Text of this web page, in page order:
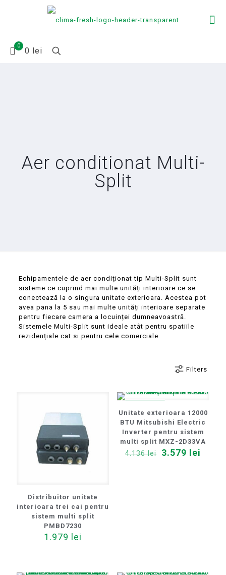
0
0 lei
Aer conditionat Multi-
Split
Echipamentele de aer condiționat tip Multi-Split sunt
sisteme ce cuprind mai multe unități interioare ce se
conectează la o singura unitate exterioara. Acestea pot
avea pana la 5 sau mai multe unități interioare separate
pentru fiecare camera a locuinței dumneavoastră.
Sistemele Multi-Split sunt ideale atât pentru spatiile
rezidențiale cat si pentru cele comerciale.
Filters
Distribuitor unitate
interioara trei cai pentru
sistem multi split
PMBD7230
1.979 lei
Unitate exterioara 12000
BTU Mitsubishi Electric
Inverter pentru sistem
multi split MXZ-2D33VA
4.136lei
Prețul
3.579 lei